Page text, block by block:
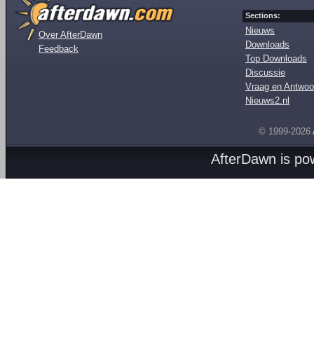
Over AfterDawn
Feedback
Sections:
Nieuws
Downloads
Top Downloads
Discussie
Vraag en
Nieuws2.nl
© 1999-2026
AfterDawn is